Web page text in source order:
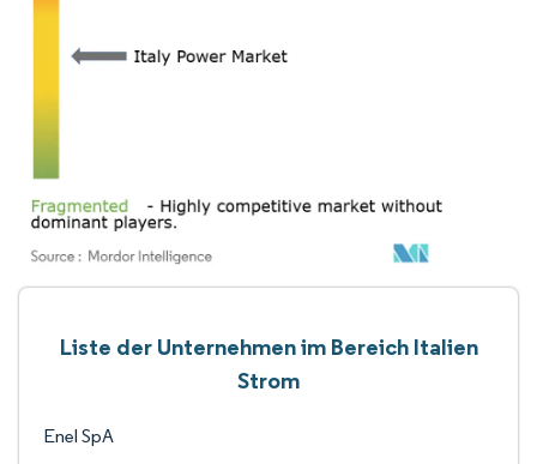
Liste der Unternehmen im Bereich Italien
Strom
Enel SpA